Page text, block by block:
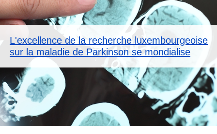
L'excellence de la recherche luxembourgeoise
sur la maladie de Parkinson se mondialise